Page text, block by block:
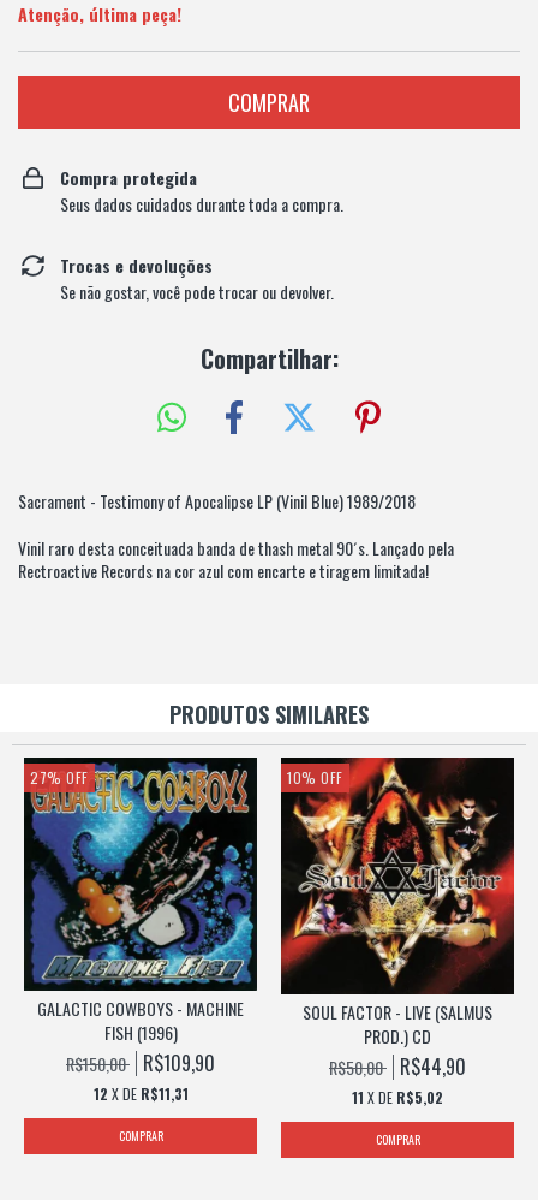
Atenção, última peça!
Compra protegida
Seus dados cuidados durante toda a compra.
Trocas e devoluções
Se não gostar, você pode trocar ou devolver.
Compartilhar:
Sacrament - Testimony of Apocalipse LP (Vinil Blue) 1989/2018
Vinil raro desta conceituada banda de thash metal 90´s. Lançado pela
Rectroactive Records na cor azul com encarte e tiragem limitada!
PRODUTOS SIMILARES
27% OFF
GALACTIC COWBOYS - MACHINE
FISH (1996)
R$150,00 R$109,90
12 X DE R$11,31
10% OFF
SOUL FACTOR - LIVE (SALMUS
PROD.) CD
R$50,00 R$44,90
11 X DE R$5,02